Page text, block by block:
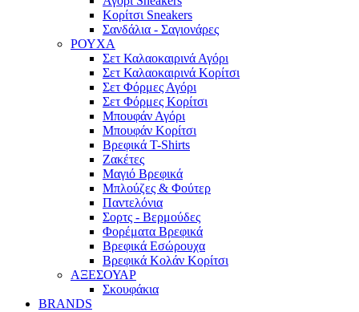
Κορίτσι Sneakers
Σανδάλια - Σαγιονάρες
ΡΟΥΧΑ
Σετ Καλαοκαιρινά Αγόρι
Σετ Καλαοκαιρινά Κορίτσι
Σετ Φόρμες Αγόρι
Σετ Φόρμες Κορίτσι
Mπουφάν Αγόρι
Mπουφάν Κορίτσι
Βρεφικά T-Shirts
Ζακέτες
Μαγιό Βρεφικά
Mπλούζες & Φούτερ
Παντελόνια
Σορτς - Βερμούδες
Φορέματα Βρεφικά
Βρεφικά Εσώρουχα
Βρεφικά Κολάν Κορίτσι
ΑΞΕΣΟΥΑΡ
Σκουφάκια
BRANDS